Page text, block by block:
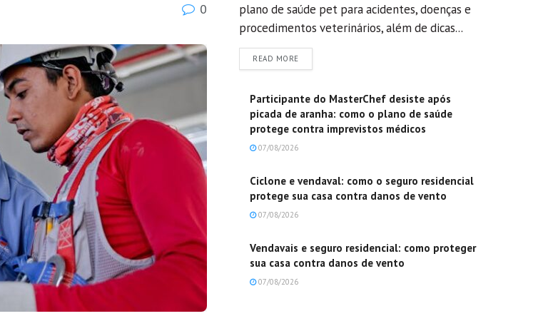
0
plano de saúde pet para acidentes, doenças e
procedimentos veterinários, além de dicas...
READ MOREDETAILS
Participante do MasterChef desiste após
picada de aranha: como o plano de saúde
protege contra imprevistos médicos
07/08/2026
Ciclone e vendaval: como o seguro residencial
protege sua casa contra danos de vento
07/08/2026
Vendavais e seguro residencial: como proteger
sua casa contra danos de vento
07/08/2026